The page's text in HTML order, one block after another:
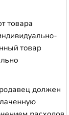
товара
товар
должен